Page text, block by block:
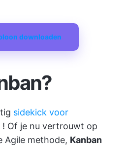
downloaden
sidekick voor
! Of je nu vertrouwt op
Agile methode, Kanban